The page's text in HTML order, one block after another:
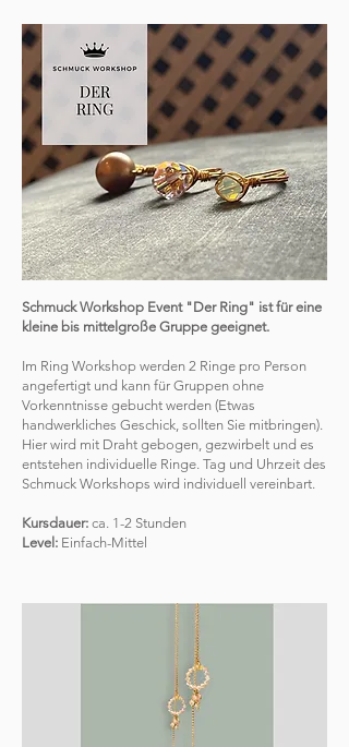
Schmuck Workshop Event "Der Ring" ist für eine
kleine bis mittelgroße Gruppe geeignet.
Im Ring Workshop werden 2 Ringe pro Person
angefertigt und kann für Gruppen ohne
Vorkenntnisse gebucht werden (Etwas
handwerkliches Geschick, sollten Sie mitbringen).
Hier wird mit Draht gebogen, gezwirbelt und es
entstehen individuelle Ringe. Tag und Uhrzeit des
Schmuck Workshops wird individuell vereinbart.
Kursdauer: ca. 1-2 Stunden
Level: Einfach-Mittel